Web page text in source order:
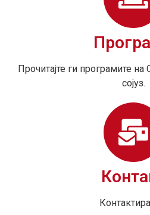
Прочитајте ги програмите
сојуз.